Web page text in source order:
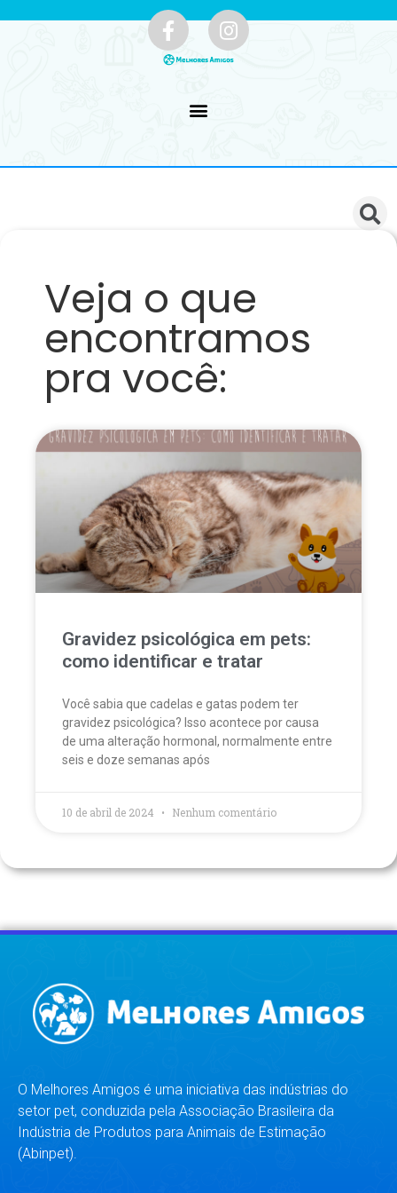
Veja o que
encontramos
pra você:
Gravidez psicológica em pets:
como identificar e tratar
Você sabia que cadelas e gatas podem ter
gravidez psicológica? Isso acontece por causa
de uma alteração hormonal, normalmente entre
seis e doze semanas após
10 de abril de 2024 Nenhum comentário
O Melhores Amigos é uma iniciativa das indústrias do
setor pet, conduzida pela Associação Brasileira da
Indústria de Produtos para Animais de Estimação
(Abinpet).